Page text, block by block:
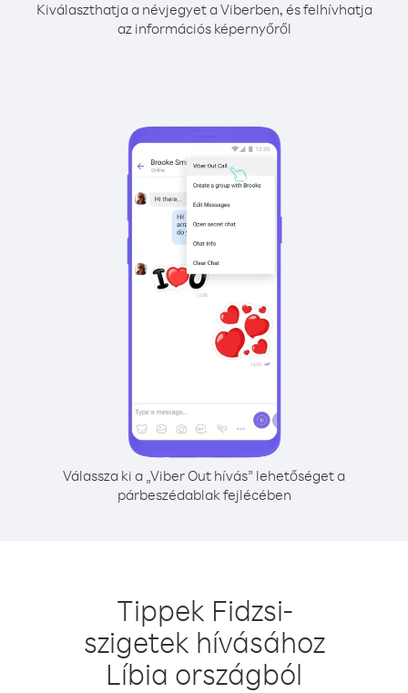
Kiválaszthatja a névjegyet a Viberben, és felhívhatja
az információs képernyőről
Válassza ki a „Viber Out hívás” lehetőséget a
párbeszédablak fejlécében
Tippek Fidzsi-
szigetek hívásához
Líbia országból